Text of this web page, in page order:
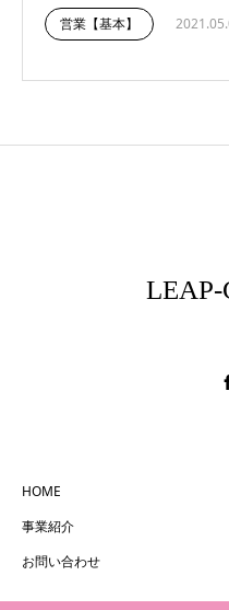
営業【基本】
HOME
事業紹介
お問い合わせ